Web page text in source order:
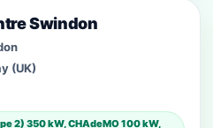
Swindon
(UK)
2) 350 kW, CHAdeMO 100 kW,